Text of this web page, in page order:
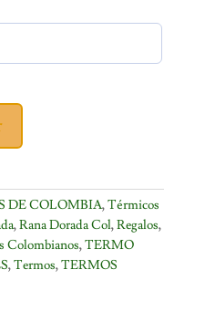
DE COLOMBIA,Térmicos
,Rana Dorada Col,Regalos,
Colombianos,TERMO
,Termos,TERMOS